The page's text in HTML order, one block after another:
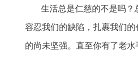
生活总是仁慈的不是吗？
容忍我们的缺陷，扎裹我们
的尚未坚强。直至你有了老